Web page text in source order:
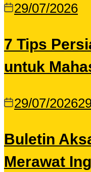
29/07/2026
7 Tips
untuk
29/07/2026
Buletin
Merawat